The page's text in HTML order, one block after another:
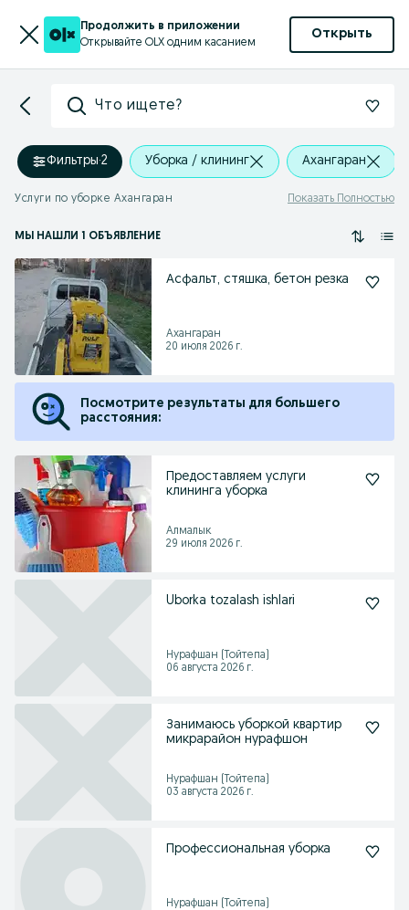
Продолжить в приложении
Открывайте OLX одним касанием
Открыть
Что ищете?
Фильтры·2 Уборка / клининг Ахангаран
Услуги по уборке Ахангаран Показать Полностью
МЫ НАШЛИ 1 ОБЪЯВЛЕНИЕ
Асфальт, стяшка, бетон резка
Ахангаран
20 июля 2026 г.
Посмотрите результаты для большего
расстояния:
Предоставляем услуги
клининга уборка
Алмалык
29 июля 2026 г.
Uborka tozalash ishlari
Нурафшан (Тойтепа)
06 августа 2026 г.
Занимаюсь уборкой квартир
микрарайон нурафшон
Нурафшан (Тойтепа)
03 августа 2026 г.
Профессиональная уборка
Нурафшан (Тойтепа)